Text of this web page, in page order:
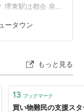
堺東駅は都会 泉
、息子から学校
をもらってきて
治体では独自の
、その写真をカ
ンジ…
ータウン
もっと見る
13 ブックマーク
買い物難民の支援ス